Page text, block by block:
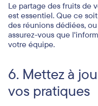
Le partage des fruits de
est essentiel. Que ce
des réunions dédiées,
assurez-vous que
votre équipe.
6. Mettez à
vos pratiques